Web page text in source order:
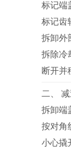
标记端
标记齿
拆卸外
拆除冷
断开并
二、
拆卸端
按对角
小心撬